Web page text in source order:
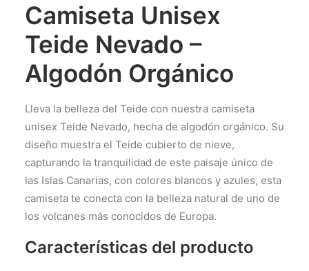
Camiseta Unisex
Teide Nevado –
Algodón Orgánico
Lleva la belleza del Teide con nuestra camiseta
unisex Teide Nevado, hecha de algodón orgánico. Su
diseño muestra el Teide cubierto de nieve,
capturando la tranquilidad de este paisaje único de
las Islas Canarias, con colores blancos y azules, esta
camiseta te conecta con la belleza natural de uno de
los volcanes más conocidos de Europa.
Características del producto